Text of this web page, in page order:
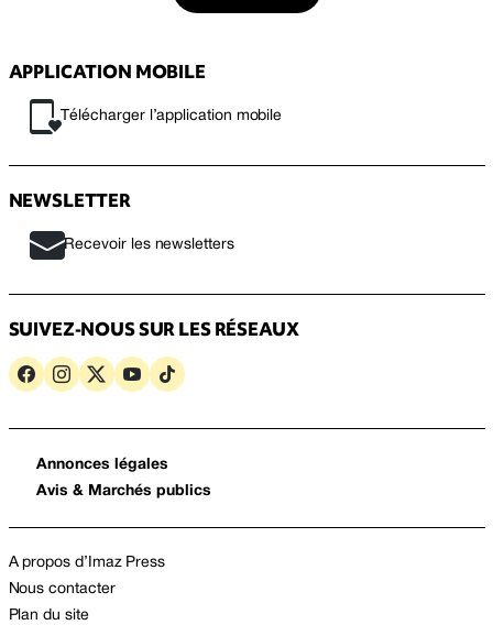
APPLICATION MOBILE
Télécharger l’application mobile
NEWSLETTER
Recevoir les newsletters
SUIVEZ-NOUS SUR LES RÉSEAUX
Annonces légales
Avis & Marchés publics
A propos d’Imaz Press
Nous contacter
Plan du site